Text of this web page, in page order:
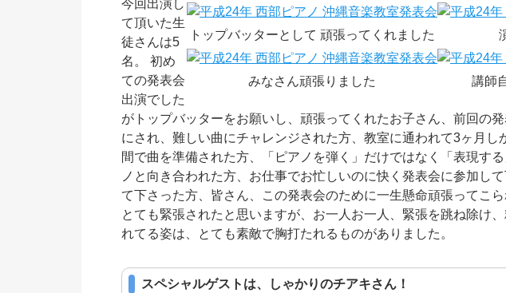
トップバッターとして 頑張ってくれました
みなさん頑張りました 講師
今回出演し
て頂いた生
徒さんは5
名。 初め
ての発表会
出演でした
がトップバッターをお願いし、頑張ってくれたお子さん、前回の
にされ、難しい曲にチャレンジされた方、教室に通われて3ヶ月し
間で曲を準備された方、「ピアノを弾く」だけではなく「表現す
ノと向き合われた方、お仕事でお忙しいのに快く発表会に参加し
て下さった方、皆さん、この発表会のために一生懸命頑張ってこ
とても緊張されたと思いますが、お一人お一人、緊張を跳ね除け
れてる姿は、とても素敵で胸打たれるものがありました。
スペシャルゲストは、しゃかりのチアキさん！